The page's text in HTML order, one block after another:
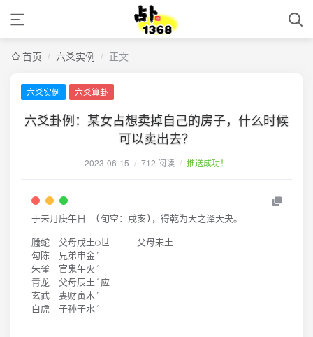
首页 / 六爻实例 / 正文
六爻实例 六爻算卦
六爻卦例：某女占想卖掉自己的房子，什么时候
可以卖出去？
2023-06-15 / 712 阅读 / 推送成功！
于未月庚午日 ( 旬空：戌亥 ) ，得乾为天之泽天夬。
螣蛇　父母戌土○世　　　父母未土
勾陈　兄弟申金′
朱雀　官鬼午火′
青龙　父母辰土′应
玄武　妻财寅木′